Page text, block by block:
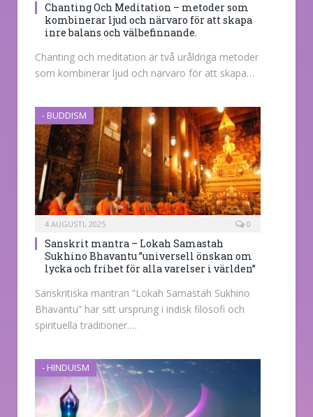
Chanting Och Meditation – metoder som
kombinerar ljud och närvaro för att skapa
inre balans och välbefinnande.
Chanting och meditation är två uråldriga metoder
som kombinerar ljud och närvaro för att skapa…
- BUDDISM
4 AUGUSTI, 2025 0
Sanskrit mantra – Lokah Samastah
Sukhino Bhavantu ”universell önskan om
lycka och frihet för alla varelser i världen”
Sanskritiska mantran ”Lokah Samastah Sukhino
Bhavantu” har sitt ursprung i indisk filosofi och
spirituella traditioner.…
- HINDUISM